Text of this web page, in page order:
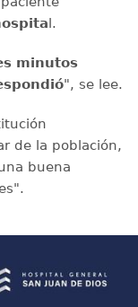
l.
minutos
", se lee.
de la población,
buena